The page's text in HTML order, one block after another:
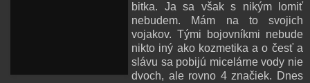
bitka. Ja sa však s nikým lomiť
nebudem. Mám na to svojich
vojakov. Tými bojovníkmi nebude
nikto iný ako kozmetika a o česť a
slávu sa pobijú micelárne vody nie
dvoch, ale rovno 4 značiek. Dnes